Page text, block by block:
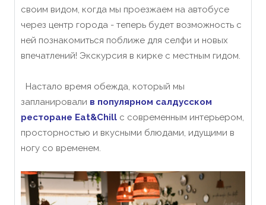
своим видом, когда мы проезжаем на автобусе
через центр города - теперь будет возможность с
ней познакомиться поближе для селфи и новых
впечатлений! Экскурсия в кирке с местным гидом.
Настало время обежда, который мы
запланировали в популярном салдусском
ресторане Eat&Chill с современным интерьером,
просторностью и вкусными блюдами, идущими в
ногу со временем.